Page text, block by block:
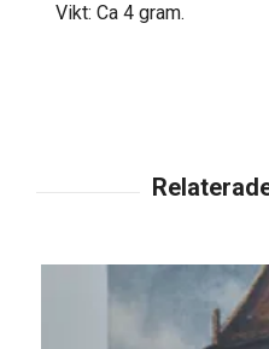
Vikt: Ca 4 gram.